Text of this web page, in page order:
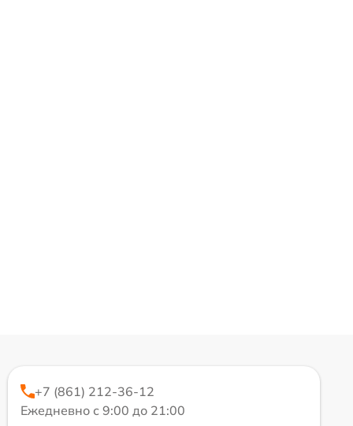
+7 (861) 212-36-12
Ежедневно с 9:00 до 21:00